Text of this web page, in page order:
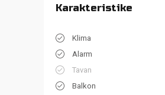
Karakteristike
Klima
Alarm
Tavan
Balkon